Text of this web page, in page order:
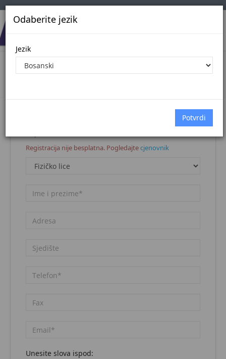
Odaberite jezik
Jezik
Registracija korisnika
Registracija nije besplatna. Pogledajtecjenovnik
Unesite slova ispod: